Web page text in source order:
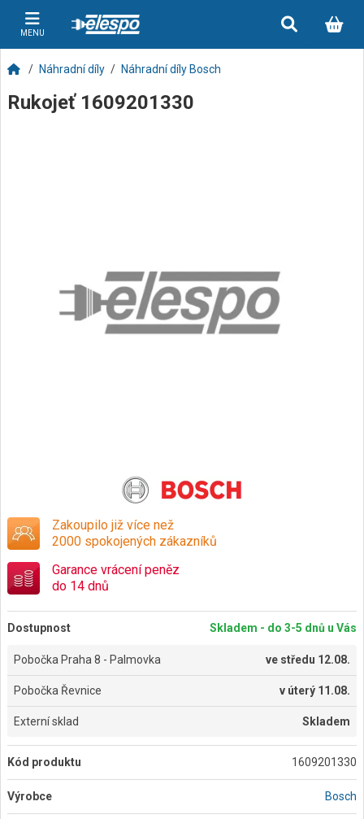
MENU
Náhradní díly Náhradní díly Bosch
Rukojeť 1609201330
Zakoupilo již více než
2000 spokojených zákazníků
Garance vrácení peněz
do 14 dnů
Dostupnost Skladem - do 3-5 dnů u Vás
Pobočka Praha 8 - Palmovka ve středu 12.08.
Pobočka Řevnice v úterý 11.08.
Externí sklad Skladem
Kód produktu 1609201330
Výrobce Bosch